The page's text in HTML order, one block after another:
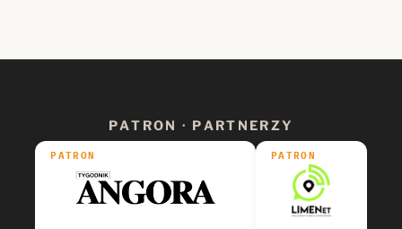
PATRON · PARTNERZY
PATRON PATRON